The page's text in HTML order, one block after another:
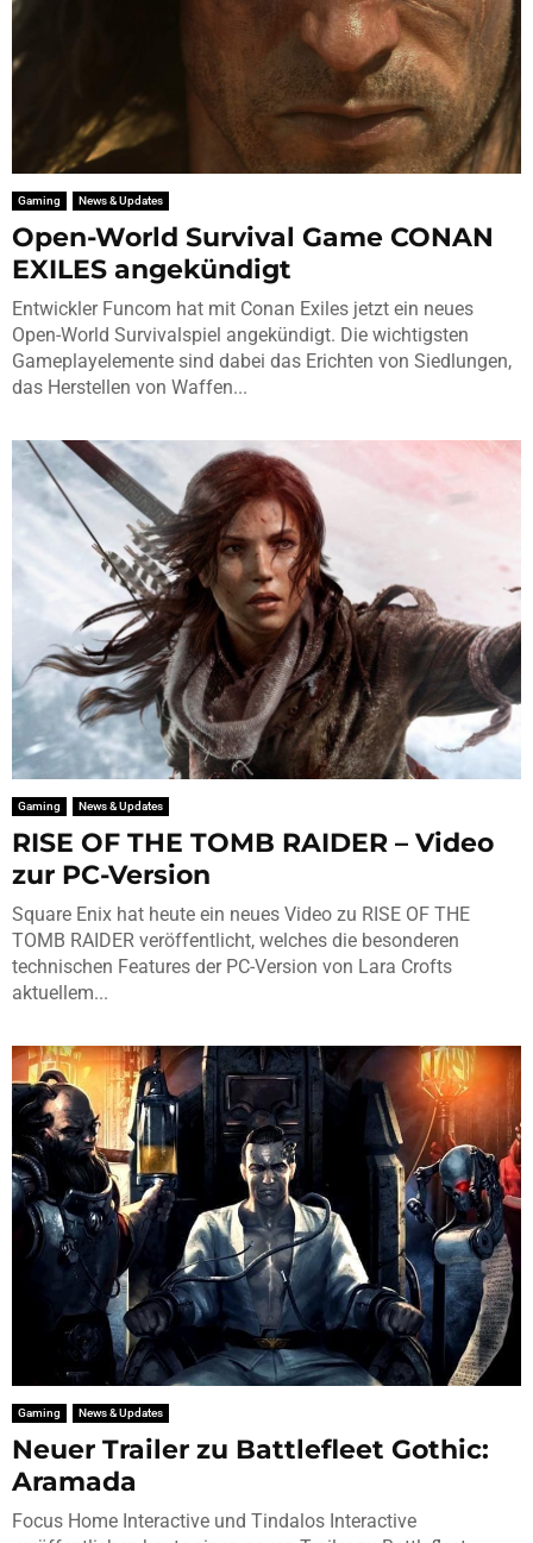
Gaming News & Updates
Open-World Survival Game CONAN
EXILES angekündigt
Entwickler Funcom hat mit Conan Exiles jetzt ein neues
Open-World Survivalspiel angekündigt. Die wichtigsten
Gameplayelemente sind dabei das Erichten von Siedlungen,
das Herstellen von Waffen...
Gaming News & Updates
RISE OF THE TOMB RAIDER – Video
zur PC-Version
Square Enix hat heute ein neues Video zu RISE OF THE
TOMB RAIDER veröffentlicht, welches die besonderen
technischen Features der PC-Version von Lara Crofts
aktuellem...
Gaming News & Updates
Neuer Trailer zu Battlefleet Gothic:
Aramada
Focus Home Interactive und Tindalos Interactive